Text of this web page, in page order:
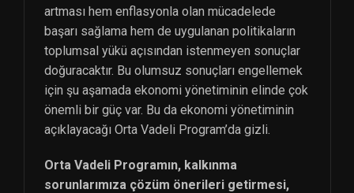
artması hem enflasyonla olan mücadelede
başarı sağlama hem de uygulanan politikaların
toplumsal yükü açısından istenmeyen sonuçlar
doğuracaktır. Bu olumsuz sonuçları engellemek
için şu aşamada ekonomi yönetiminin elinde çok
önemli bir güç var. Bu da ekonomi yönetiminin
açıklayacağı Orta Vadeli Program’da gizli.
Orta Vadeli Programın, kalkınma
sorunlarımıza çözüm önerileri getirmesi,